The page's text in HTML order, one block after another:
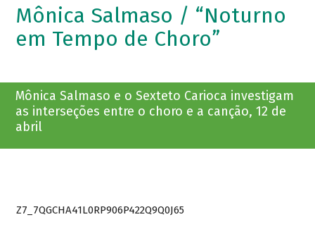
Mônica Salmaso / “Noturno
em Tempo de Choro”
Mônica Salmaso e o Sexteto Carioca investigam
as interseções entre o choro e a canção, 12 de
abril
Z7_7QGCHA41L0RP906P422Q9Q0J65